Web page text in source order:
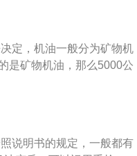
。作用：汽车保养的目的
发生，减缓劣化过程，延
定，机油一般分为矿物机
是矿物机油，那么5000公
机油，那么5000公里更换
，防止气体泄漏。如果机
作用降低：润滑系统对发
果长期不更换机油，机油
说明书的规定，一般都有